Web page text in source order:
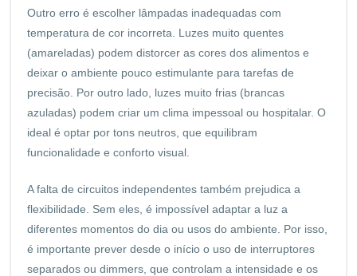
Outro erro é escolher lâmpadas inadequadas com
temperatura de cor incorreta. Luzes muito quentes
(amareladas) podem distorcer as cores dos alimentos e
deixar o ambiente pouco estimulante para tarefas de
precisão. Por outro lado, luzes muito frias (brancas
azuladas) podem criar um clima impessoal ou hospitalar. O
ideal é optar por tons neutros, que equilibram
funcionalidade e conforto visual.
A falta de circuitos independentes também prejudica a
flexibilidade. Sem eles, é impossível adaptar a luz a
diferentes momentos do dia ou usos do ambiente. Por isso,
é importante prever desde o início o uso de interruptores
separados ou dimmers, que controlam a intensidade e os